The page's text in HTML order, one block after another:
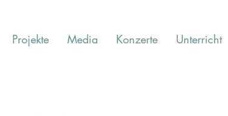
Projekte Media Konzerte Unterricht